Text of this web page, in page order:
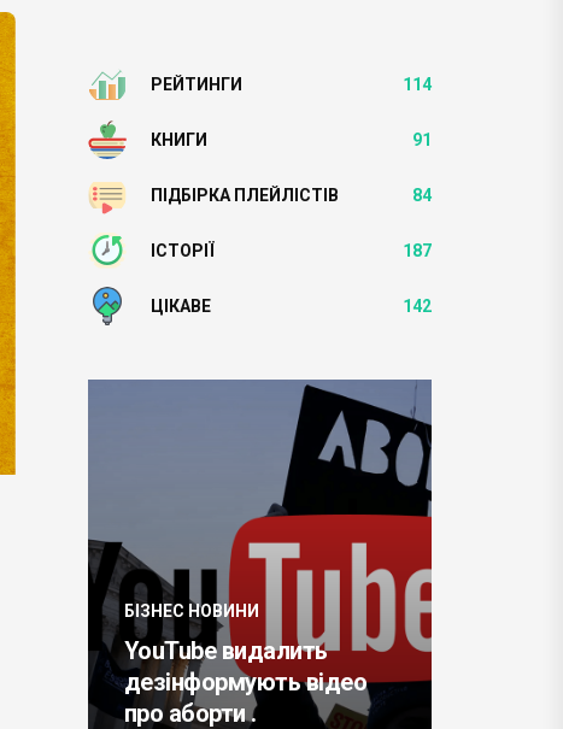
РЕЙТИНГИ 114
КНИГИ 91
ПІДБІРКА ПЛЕЙЛІСТІВ 84
ІСТОРІЇ 187
ЦІКАВЕ 142
БІЗНЕС НОВИНИ
YouTube видалить
дезінформують відео
про аборти .